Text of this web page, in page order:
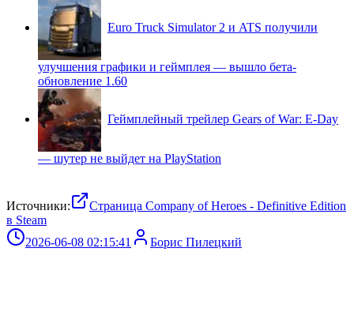
Euro Truck Simulator 2 и ATS получили
улучшения графики и геймплея — вышло бета-
обновление 1.60
Геймплейный трейлер Gears of War: E-Day
— шутер не выйдет на PlayStation
Источники:
Страница Company of Heroes - Definitive Edition
в Steam
2026-06-08 02:15:41
Борис Пилецкий